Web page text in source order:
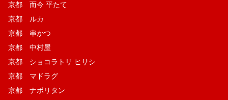
京都 而今 平たて
京都 ルカ
京都 串かつ
京都 中村屋
京都 ショコラトリ ヒサシ
京都 マドラグ
京都 ナポリタン